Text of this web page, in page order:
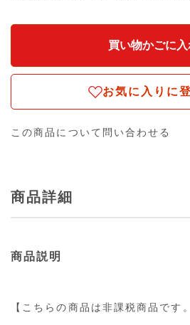
お気に入りに
この商品について問い合わせる
商品詳細
商品説明
【こちらの商品は非課税商品です